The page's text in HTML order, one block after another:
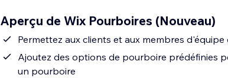
Aperçu de Wix Pourboires (Nouveau)
Permettez aux clients et aux membres
Ajoutez des options de pourboire prédéfinies
un pourboire